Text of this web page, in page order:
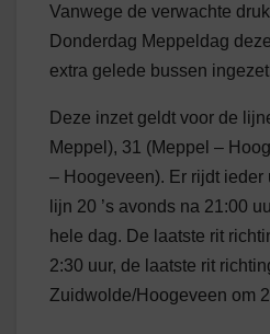
Vanwege de verwachte
Donderdag Meppeldag
extra gelede bussen
Deze inzet geldt voor de
Meppel), 31 (Meppel –
– Hoogeveen). Er rijdt ieder
lijn 20 ’s avonds na 21:00
hele dag. De laatste rit
2:30 uur, de laatste rit
Zuidwolde/Hoogeveen om